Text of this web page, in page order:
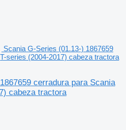
Scania G-Series (01.13-) 1867659
series (2004-2017) cabeza tractora
cerradura para Scania
cabeza tractora